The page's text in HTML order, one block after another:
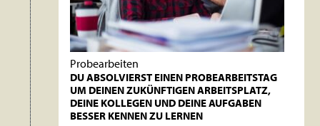
Probearbeiten
DU ABSOLVIERST EINEN PROBEARBEITSTAG
UM DEINEN ZUKÜNFTIGEN ARBEITSPLATZ,
DEINE KOLLEGEN UND DEINE AUFGABEN
BESSER KENNEN ZU LERNEN